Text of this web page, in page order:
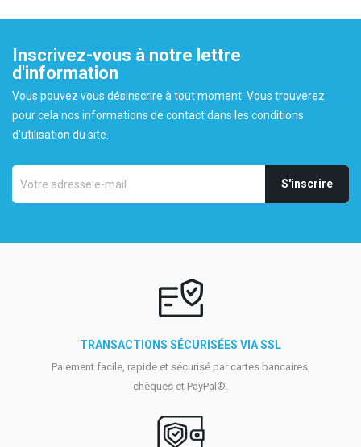
Inscrivez-vous à notre lettre
d'information
Vous pouvez vous désinscrire à tout moment. Vous trouverez
pour cela nos informations de contact dans les conditions
d'utilisation du site.
TRANSACTIONS SÉCURISÉES VIA SSL
Paiement facile, rapide et sécurisé par cartes bancaires,
chèques et PayPal®.